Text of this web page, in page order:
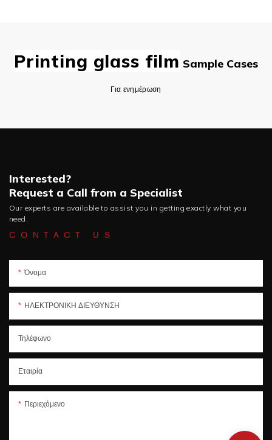
Printing glass film Sample Cases
Για ενημέρωση
Interested?
Request a Call from a Specialist
Our experts are available to assist you in getting exactly what you
need.
CONTACT US
Όνομα
ΗΛΕΚΤΡΟΝΙΚΗ ΔΙΕΥΘΥΝΣΗ
Τηλέφωνο
Εταιρία
Περιεχόμενο